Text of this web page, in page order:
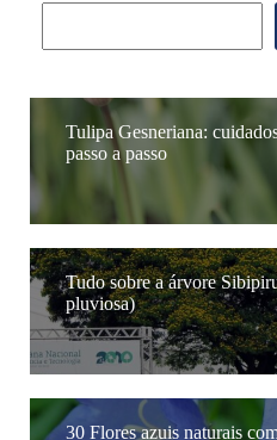
Tulipa Gesneriana:
passo a passo
Tudo sobre a árvore
pluviosa)
30 Flores azuis naturais